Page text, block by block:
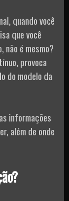
quando você
que você
não é mesmo?
provoca
do modelo da
informações
além de onde